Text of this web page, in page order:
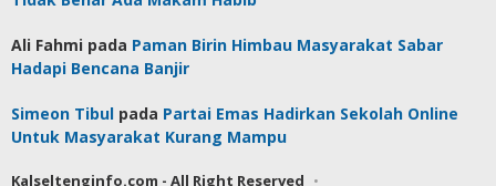
Ali Fahmi pada Paman Birin Himbau Masyarakat Sabar
Hadapi Bencana Banjir
Simeon Tibul pada Partai Emas Hadirkan Sekolah Online
Untuk Masyarakat Kurang Mampu
Kalseltenginfo.com - All Right Reserved